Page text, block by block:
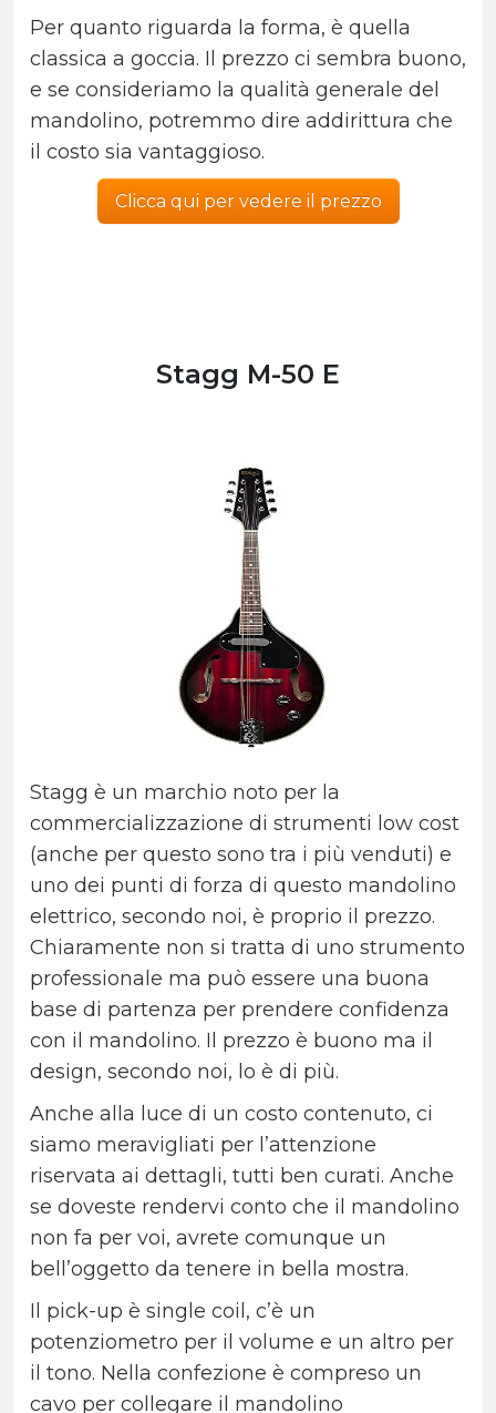
Per quanto riguarda la forma, è quella
classica a goccia. Il prezzo ci sembra buono,
e se consideriamo la qualità generale del
mandolino, potremmo dire addirittura che
il costo sia vantaggioso.
Clicca qui per vedere il prezzo
Stagg M-50 E
Stagg è un marchio noto per la
commercializzazione di strumenti low cost
(anche per questo sono tra i più venduti) e
uno dei punti di forza di questo mandolino
elettrico, secondo noi, è proprio il prezzo.
Chiaramente non si tratta di uno strumento
professionale ma può essere una buona
base di partenza per prendere confidenza
con il mandolino. Il prezzo è buono ma il
design, secondo noi, lo è di più.
Anche alla luce di un costo contenuto, ci
siamo meravigliati per l’attenzione
riservata ai dettagli, tutti ben curati. Anche
se doveste rendervi conto che il mandolino
non fa per voi, avrete comunque un
bell’oggetto da tenere in bella mostra.
Il pick-up è single coil, c’è un
potenziometro per il volume e un altro per
il tono. Nella confezione è compreso un
cavo per collegare il mandolino